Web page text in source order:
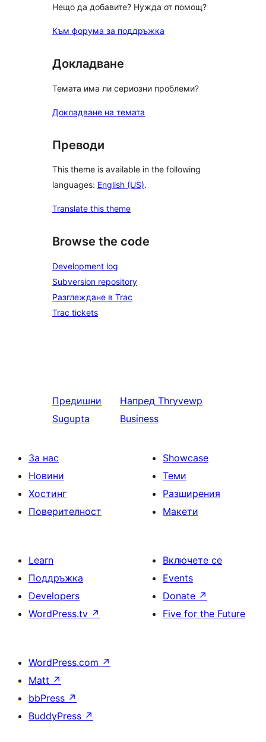
Нещо да добавите? Нужда от помощ?
Към форума за поддръжка
Докладване
Темата има ли сериозни проблеми?
Докладване на темата
Преводи
This theme is available in the following
languages: English (US).
Translate this theme
Browse the code
Development log
Subversion repository
Разглеждане в Trac
Trac tickets
Предишни
Sugupta
Напред Thryvewp
Business
За нас
Новини
Хостинг
Поверителност
Showcase
Теми
Разширения
Макети
Learn
Поддръжка
Developers
WordPress.tv ↗
Включете се
Events
Donate ↗
Five for the Future
WordPress.com ↗
Matt ↗
bbPress ↗
BuddyPress ↗